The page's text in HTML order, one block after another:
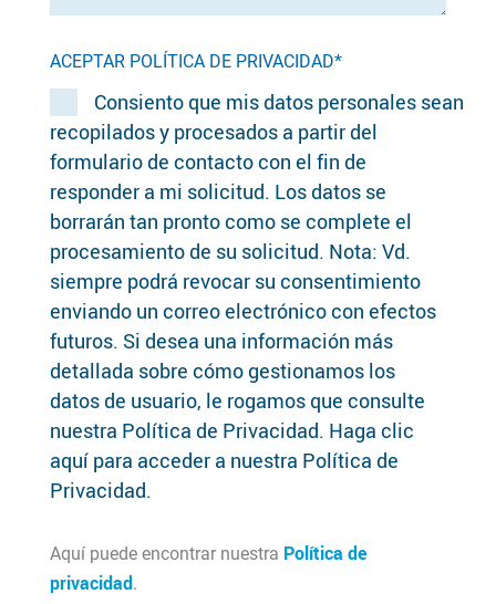
ACEPTAR POLÍTICA DE PRIVACIDAD*
Consiento que mis datos personales sean
recopilados y procesados a partir del
formulario de contacto con el fin de
responder a mi solicitud. Los datos se
borrarán tan pronto como se complete el
procesamiento de su solicitud. Nota: Vd.
siempre podrá revocar su consentimiento
enviando un correo electrónico con efectos
futuros. Si desea una información más
detallada sobre cómo gestionamos los
datos de usuario, le rogamos que consulte
nuestra Política de Privacidad. Haga clic
aquí para acceder a nuestra Política de
Privacidad.
Aquí puede encontrar nuestra Política de
privacidad.